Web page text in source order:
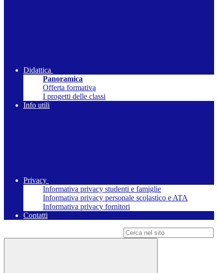
Didattica
Panoramica
Offerta formativa
I progetti delle classi
Info utili
Privacy
Informativa privacy studenti e famiglie
Informativa privacy personale scolastico e ATA
Informativa privacy fornitori
Contatti